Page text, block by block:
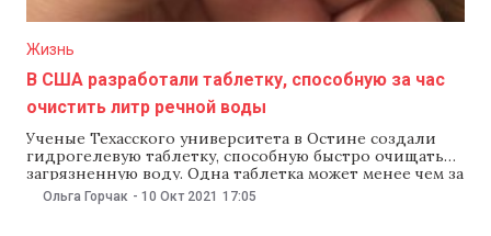
Жизнь
В США разработали таблетку, способную за час
очистить литр речной воды
Ученые Техасского университета в Остине создали
гидрогелевую таблетку, способную быстро очищать
загрязненную воду. Одна таблетка может менее чем за
час обеззаразить литр речной воды и сделать ее
пригодной для питья. Об этом открытии сообщил
Ольга Горчак - 10 Окт 2021 17:05